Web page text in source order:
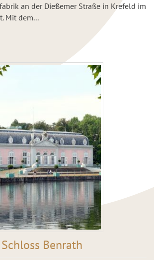
an der Dießemer Straße in Krefeld im
Mit dem...
Benrath